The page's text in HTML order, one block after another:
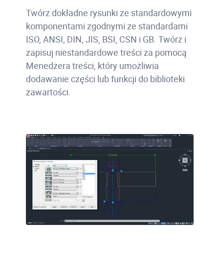
Twórz dokładne rysunki ze standardowymi
komponentami zgodnymi ze standardami
ISO, ANSI, DIN, JIS, BSI, CSN i GB. Twórz i
zapisuj niestandardowe treści za pomocą
Menedżera treści, który umożliwia
dodawanie części lub funkcji do biblioteki
zawartości.